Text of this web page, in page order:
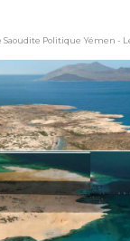
Saoudite Politique Yémen -